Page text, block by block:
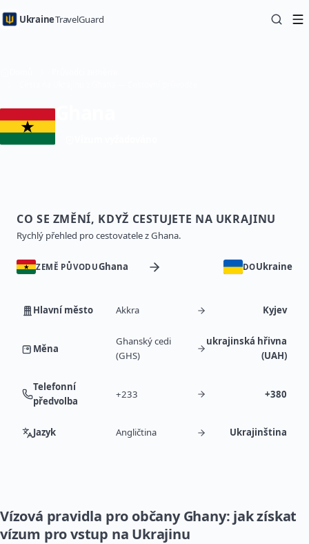
UkraineTravelGuard
CO SE ZMĚNÍ, KDYŽ CESTUJETE NA UKRAJINU
Rychlý přehled pro cestovatele z Ghana.
ZEMĚ PŮVODUGhana DOUkraine
Hlavní město Akkra Kyjev
Měna
Ghanský cedi
(GHS)
ukrajinská hřivna
(UAH)
Telefonní
předvolba
+233 +380
Jazyk Angličtina Ukrajinština
Vízová pravidla pro občany Ghany: jak získat
vízum pro vstup na Ukrajinu